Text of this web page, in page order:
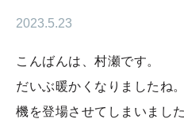
2023.5.23
こんばんは、村瀬です。
だいぶ暖かくなりましたね
機を登場させてしまいました